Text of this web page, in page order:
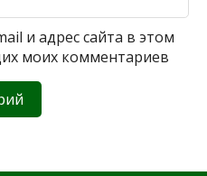
и адрес сайта в этом
моих комментариев